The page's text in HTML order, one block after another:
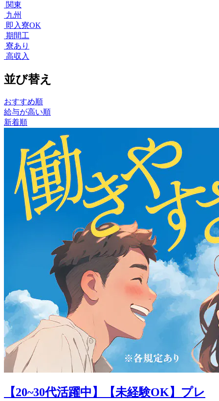
関東
九州
即入寮OK
期間工
寮あり
高収入
並び替え
おすすめ順
給与が高い順
新着順
【20~30代活躍中】【未経験OK】プレ